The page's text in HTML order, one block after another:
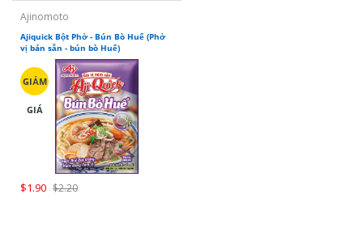
Ajinomoto
Ajiquick Bột Phở - Bún Bò Huế (Phở
vị bán sẵn - bún bò Huế)
GIẢM
GIÁ
$1.90 $2.20